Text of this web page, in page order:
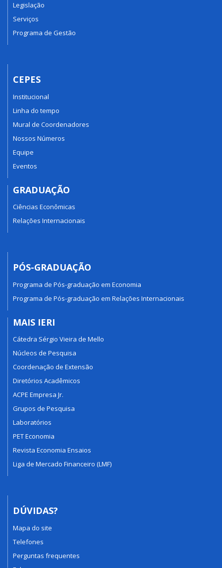
Legislação
Serviços
Programa de Gestão
CEPES
Institucional
Linha do tempo
Mural de Coordenadores
Nossos Números
Equipe
Eventos
GRADUAÇÃO
Ciências Econômicas
Relações Internacionais
PÓS-GRADUAÇÃO
Programa de Pós-graduação em Economia
Programa de Pós-graduação em Relações Internacionais
MAIS IERI
Cátedra Sérgio Vieira de Mello
Núcleos de Pesquisa
Coordenação de Extensão
Diretórios Acadêmicos
ACPE Empresa Jr.
Grupos de Pesquisa
Laboratórios
PET Economia
Revista Economia Ensaios
Liga de Mercado Financeiro (LMF)
DÚVIDAS?
Mapa do site
Telefones
Perguntas frequentes